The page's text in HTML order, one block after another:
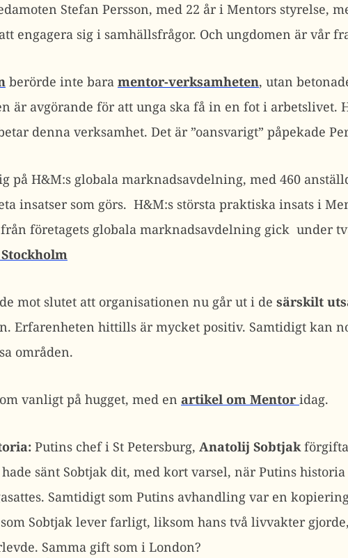
Stefan Persson, med 22 år i Mentors styrelse,
engagera sig i samhällsfrågor. Och ungdomen är vår
berörde inte bara mentor-verksamheten, utan
är avgörande för att unga ska få in en fot i arbetslivet.
denna verksamhet. Det är ”oansvarigt” påpekade
på H&M:s globala marknadsavdelning, med 460
insatser som görs. H&M:s största praktiska insats i
företagets globala marknadsavdelning gick under
mot slutet att organisationen nu går ut i de särskilt
Erfarenheten hittills är mycket positiv. Samtidigt kan
områden.
vanligt på hugget, med en artikel om Mentor idag.
Putins chef i St Petersburg, Anatolij Sobtjak
sänt Sobtjak dit, med kort varsel, när Putins
Samtidigt som Putins avhandling var en
Sobtjak lever farligt, liksom hans två livvakter
Samma gift som i London?